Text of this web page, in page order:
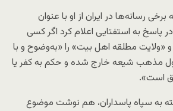
رسانه‌ها در ایران از او با عنوان
در پاسخ به استفتایی اعلام کرد اگر کسی
«ولایت مطلقه اهل‌ بیت» را «به‌وضوح و با
مذهب شیعه خارج شده و حکم به کفر یا
است».
به سپاه پاسداران، هم نوشت موضوع